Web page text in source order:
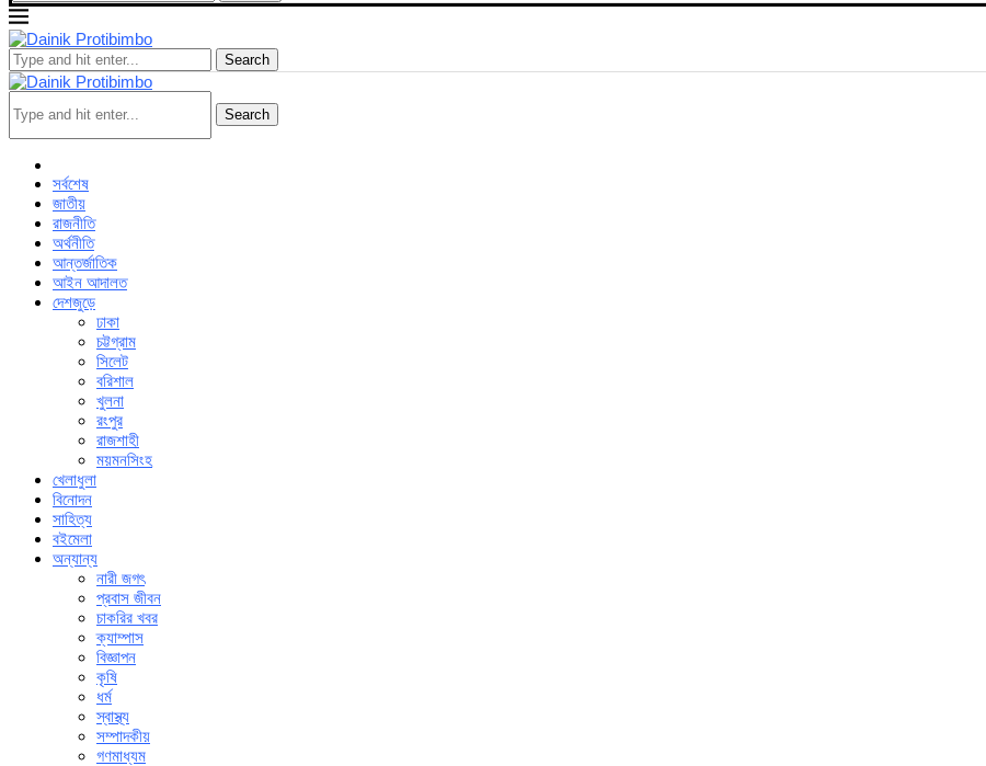
Search
Search
সর্বশেষ
জাতীয়
রাজনীতি
অর্থনীতি
আন্তর্জাতিক
আইন আদালত
দেশজুড়ে
ঢাকা
চট্টগ্রাম
সিলেট
বরিশাল
খুলনা
রংপুর
রাজশাহী
ময়মনসিংহ
খেলাধুলা
বিনোদন
সাহিত্য
বইমেলা
অন্যান্য
নারী জগৎ
প্রবাস জীবন
চাকরির খবর
ক্যাম্পাস
বিজ্ঞাপন
কৃষি
ধর্ম
স্বাস্থ্য
সম্পাদকীয়
গণমাধ্যম